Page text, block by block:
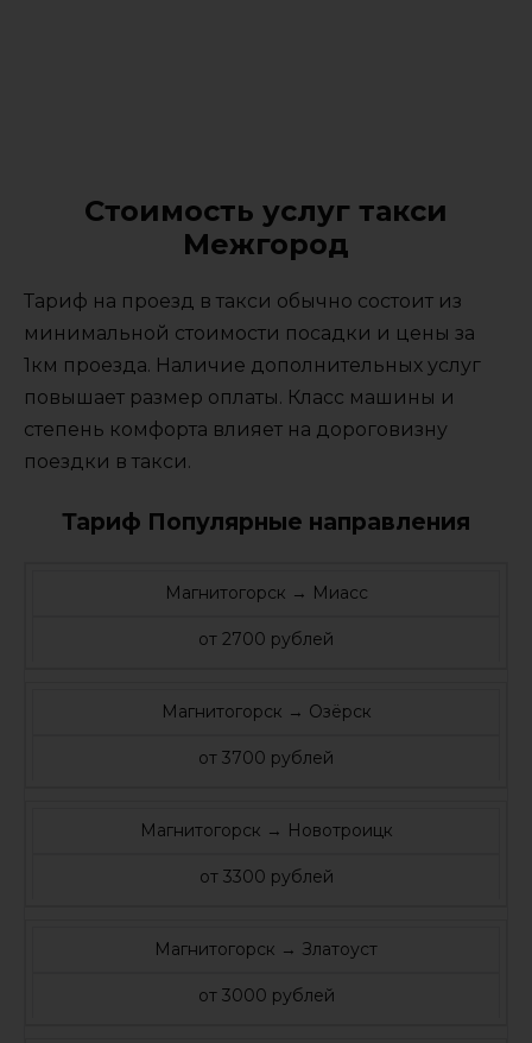
Стоимость услуг такси
Межгород
Тариф на проезд в такси обычно состоит из
минимальной стоимости посадки и цены за
1км проезда. Наличие дополнительных услуг
повышает размер оплаты. Класс машины и
степень комфорта влияет на дороговизну
поездки в такси.
Тариф Популярные направления
Магнитогорск → Миасс
от 2700 рублей
Магнитогорск → Озёрск
от 3700 рублей
Магнитогорск → Новотроицк
от 3300 рублей
Магнитогорск → Златоуст
от 3000 рублей